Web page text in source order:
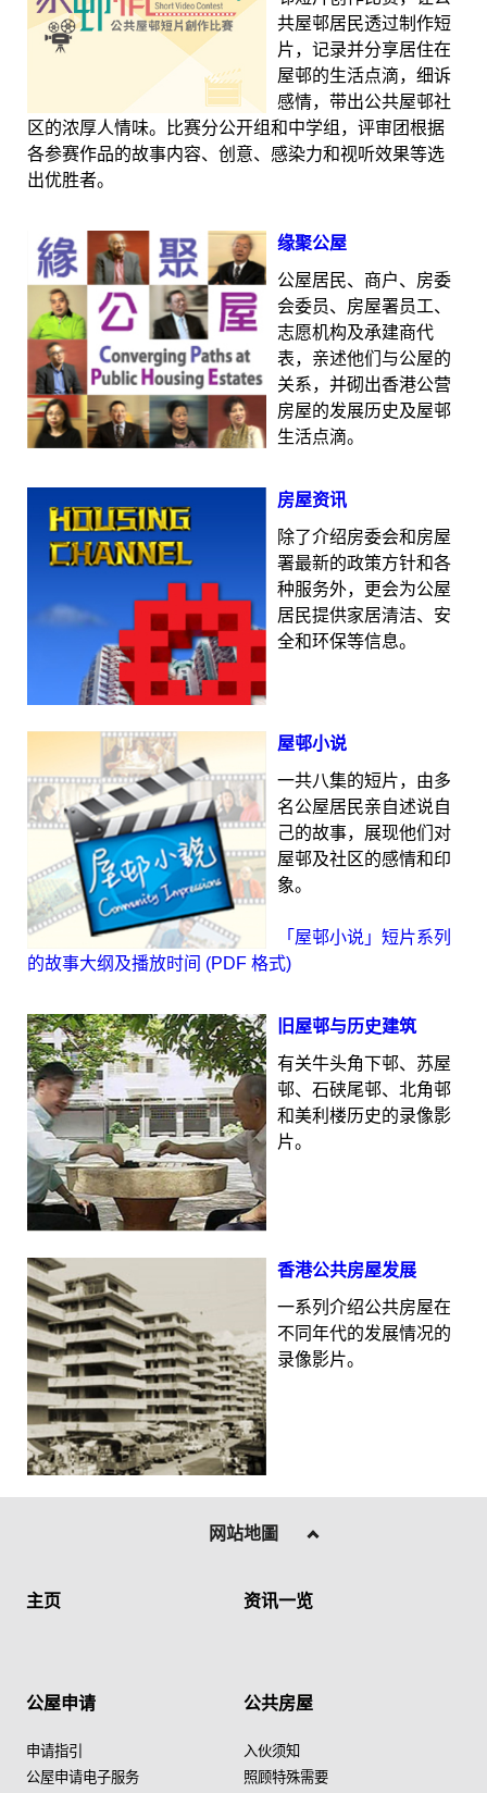
共屋邨居民透过制作短
片，记录并分享居住在
屋邨的生活点滴，细诉
感情，带出公共屋邨社
区的浓厚人情味。比赛分公开组和中学组，评审团根据
各参赛作品的故事内容、创意、感染力和视听效果等选
出优胜者。
缘聚公屋
公屋居民、商户、房委
会委员、房屋署员工、
志愿机构及承建商代
表，亲述他们与公屋的
关系，并砌出香港公营
房屋的发展历史及屋邨
生活点滴。
房屋资讯
除了介绍房委会和房屋
署最新的政策方针和各
种服务外，更会为公屋
居民提供家居清洁、安
全和环保等信息。
屋邨小说
一共八集的短片，由多
名公屋居民亲自述说自
己的故事，展现他们对
屋邨及社区的感情和印
象。
「屋邨小说」短片系列
的故事大纲及播放时间 (PDF 格式)
旧屋邨与历史建筑
有关牛头角下邨、苏屋
邨、石硖尾邨、北角邨
和美利楼历史的录像影
片。
香港公共房屋发展
一系列介绍公共房屋在
不同年代的发展情况的
录像影片。
网站地圖
主页 资讯一览
公屋申请
申请指引
公屋申请电子服务
公共房屋
入伙须知
照顾特殊需要